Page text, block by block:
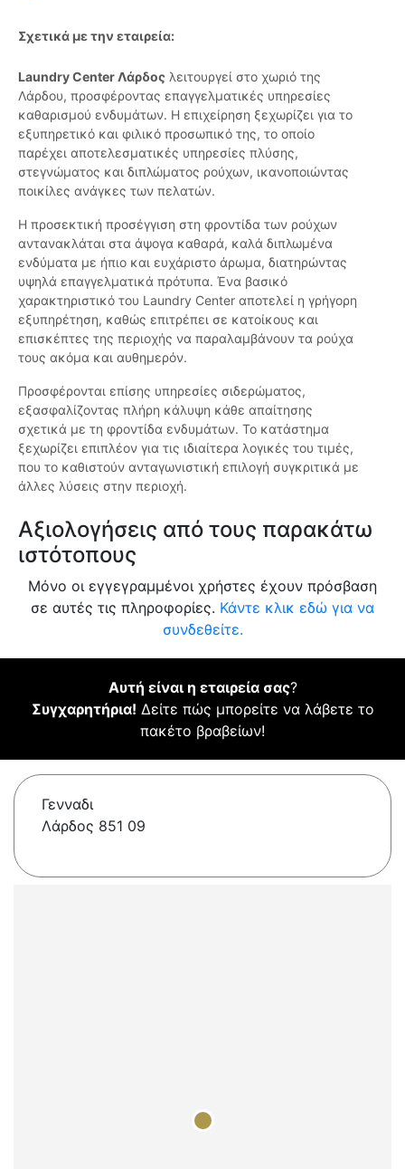
Σχετικά με την εταιρεία:
Laundry Center Λάρδος λειτουργεί στο χωριό της
Λάρδου, προσφέροντας επαγγελματικές υπηρεσίες
καθαρισμού ενδυμάτων. Η επιχείρηση ξεχωρίζει για το
εξυπηρετικό και φιλικό προσωπικό της, το οποίο
παρέχει αποτελεσματικές υπηρεσίες πλύσης,
στεγνώματος και διπλώματος ρούχων, ικανοποιώντας
ποικίλες ανάγκες των πελατών.
Η προσεκτική προσέγγιση στη φροντίδα των ρούχων
αντανακλάται στα άψογα καθαρά, καλά διπλωμένα
ενδύματα με ήπιο και ευχάριστο άρωμα, διατηρώντας
υψηλά επαγγελματικά πρότυπα. Ένα βασικό
χαρακτηριστικό του Laundry Center αποτελεί η γρήγορη
εξυπηρέτηση, καθώς επιτρέπει σε κατοίκους και
επισκέπτες της περιοχής να παραλαμβάνουν τα ρούχα
τους ακόμα και αυθημερόν.
Προσφέρονται επίσης υπηρεσίες σιδερώματος,
εξασφαλίζοντας πλήρη κάλυψη κάθε απαίτησης
σχετικά με τη φροντίδα ενδυμάτων. Το κατάστημα
ξεχωρίζει επιπλέον για τις ιδιαίτερα λογικές του τιμές,
που το καθιστούν ανταγωνιστική επιλογή συγκριτικά με
άλλες λύσεις στην περιοχή.
Αξιολογήσεις από τους παρακάτω
ιστότοπους
Μόνο οι εγγεγραμμένοι χρήστες έχουν πρόσβαση
σε αυτές τις πληροφορίες. Κάντε κλικ εδώ για να
συνδεθείτε.
Αυτή είναι η εταιρεία σας?
Συγχαρητήρια! Δείτε πώς μπορείτε να λάβετε το
πακέτο βραβείων!
Γενναδι
Λάρδος 851 09